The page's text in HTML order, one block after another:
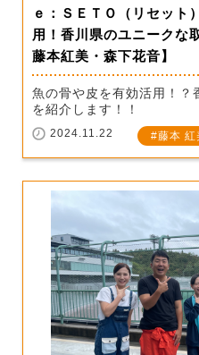
ｅ：ＳＥＴＯ（リセット
用！香川県のユニーク
藤本紅美・森下花音】
魚の骨や皮を有効活用！？
を紹介します！！
2024.11.22 藤本 紅